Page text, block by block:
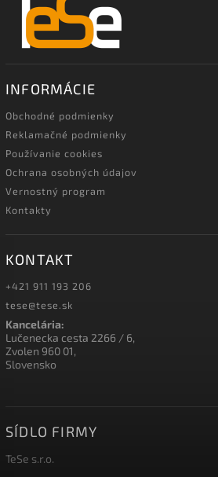
INFORMÁCIE
Obchodné podmienky
Reklamačné podmienky
Používanie cookies
Ochrana osobných údajov
Vernostný program
Kontakty
KONTAKT
+421 911 193 206
tese@tese.sk
Kancelária:
Lučenecka cesta 2266 / 6,
Zvolen 960 01,
Slovensko
SÍDLO FIRMY
TeSe s.r.o.